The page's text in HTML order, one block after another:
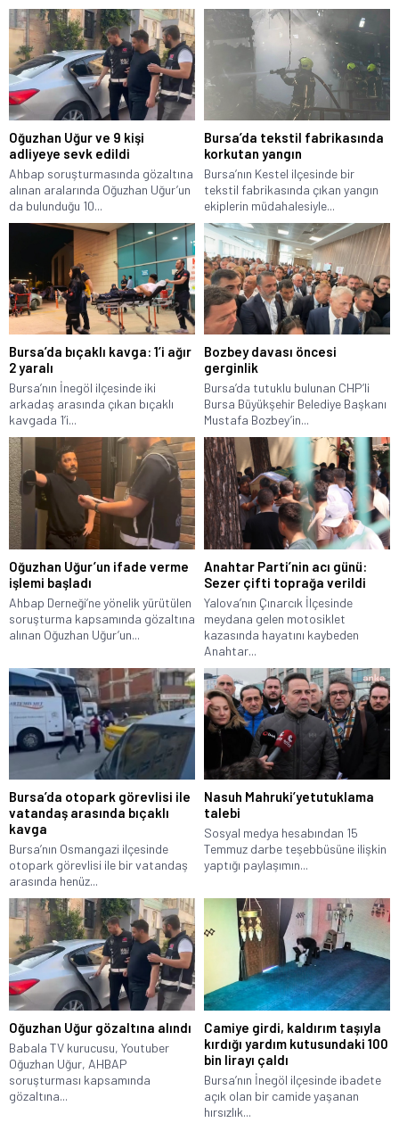
Oğuzhan Uğur ve 9 kişi
adliyeye sevk edildi
Ahbap soruşturmasında gözaltına
alınan aralarında Oğuzhan Uğur’un
da bulunduğu 10...
Bursa’da tekstil fabrikasında
korkutan yangın
Bursa’nın Kestel ilçesinde bir
tekstil fabrikasında çıkan yangın
ekiplerin müdahalesiyle...
Bursa’da bıçaklı kavga: 1’i ağır
2 yaralı
Bursa’nın İnegöl ilçesinde iki
arkadaş arasında çıkan bıçaklı
kavgada 1’i...
Bozbey davası öncesi
gerginlik
Bursa’da tutuklu bulunan CHP’li
Bursa Büyükşehir Belediye Başkanı
Mustafa Bozbey’in...
Oğuzhan Uğur’un ifade verme
işlemi başladı
Ahbap Derneği’ne yönelik yürütülen
soruşturma kapsamında gözaltına
alınan Oğuzhan Uğur’un...
Anahtar Parti’nin acı günü:
Sezer çifti toprağa verildi
Yalova’nın Çınarcık İlçesinde
meydana gelen motosiklet
kazasında hayatını kaybeden
Anahtar...
Bursa’da otopark görevlisi ile
vatandaş arasında bıçaklı
kavga
Bursa’nın Osmangazi ilçesinde
otopark görevlisi ile bir vatandaş
arasında henüz...
Nasuh Mahruki’yetutuklama
talebi
Sosyal medya hesabından 15
Temmuz darbe teşebbüsüne ilişkin
yaptığı paylaşımın...
Oğuzhan Uğur gözaltına alındı
Babala TV kurucusu, Youtuber
Oğuzhan Uğur, AHBAP
soruşturması kapsamında
gözaltına...
Camiye girdi, kaldırım taşıyla
kırdığı yardım kutusundaki 100
bin lirayı çaldı
Bursa’nın İnegöl ilçesinde ibadete
açık olan bir camide yaşanan
hırsızlık...